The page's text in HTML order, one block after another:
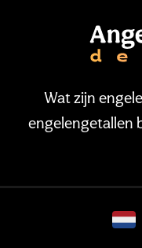
Wat zijn
engelengetallen